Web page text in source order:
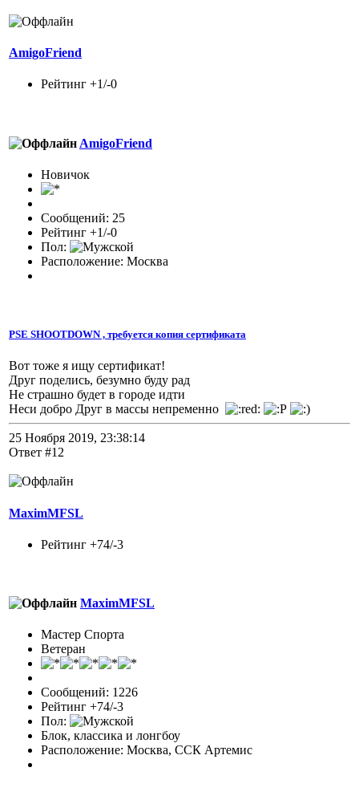
AmigoFriend
Рейтинг +1/-0
AmigoFriend
Новичок
Сообщений: 25
Рейтинг +1/-0
Пол:
Расположение: Москва
PSE SHOOTDOWN , требуется копия сертификата
Вот тоже я ищу сертификат!
Друг поделись, безумно буду рад
Не страшно будет в городе идти
Неси добро Друг в массы непременно
25 Ноября 2019, 23:38:14
Ответ #12
MaximMFSL
Рейтинг +74/-3
MaximMFSL
Мастер Спорта
Ветеран
Сообщений: 1226
Рейтинг +74/-3
Пол:
Блок, классика и лонгбоу
Расположение: Москва, ССК Артемис